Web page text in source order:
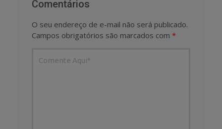
Comentários
O seu endereço de e-mail não será publicado.
Campos obrigatórios são marcados com *